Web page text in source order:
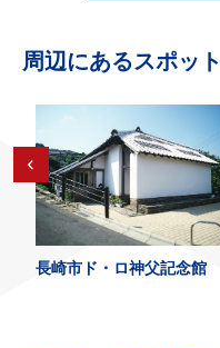
周辺にあるスポット
長崎市ド・ロ神父記念館